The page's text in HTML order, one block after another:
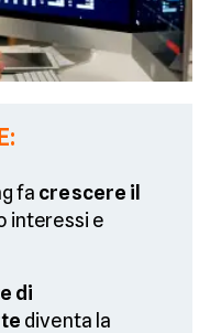
fa crescere il
interessi e
di
diventa la